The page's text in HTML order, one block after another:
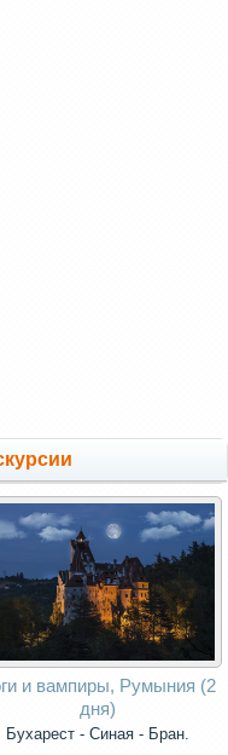
и вампиры, Румыния (2
дня)
Бухарест - Синая - Бран.